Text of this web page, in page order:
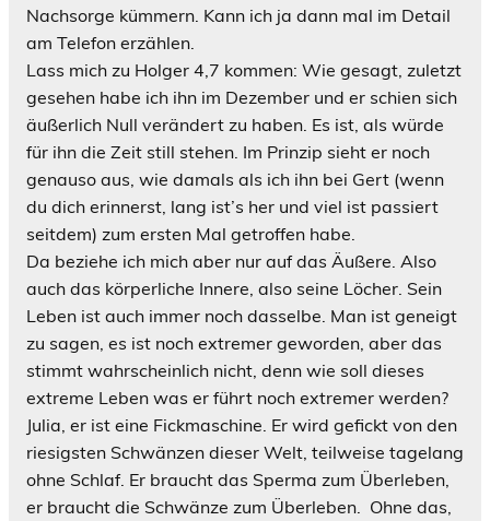
Nachsorge kümmern. Kann ich ja dann mal im Detail
am Telefon erzählen.
Lass mich zu Holger 4,7 kommen: Wie gesagt, zuletzt
gesehen habe ich ihn im Dezember und er schien sich
äußerlich Null verändert zu haben. Es ist, als würde
für ihn die Zeit still stehen. Im Prinzip sieht er noch
genauso aus, wie damals als ich ihn bei Gert (wenn
du dich erinnerst, lang ist’s her und viel ist passiert
seitdem) zum ersten Mal getroffen habe.
Da beziehe ich mich aber nur auf das Äußere. Also
auch das körperliche Innere, also seine Löcher. Sein
Leben ist auch immer noch dasselbe. Man ist geneigt
zu sagen, es ist noch extremer geworden, aber das
stimmt wahrscheinlich nicht, denn wie soll dieses
extreme Leben was er führt noch extremer werden?
Julia, er ist eine Fickmaschine. Er wird gefickt von den
riesigsten Schwänzen dieser Welt, teilweise tagelang
ohne Schlaf. Er braucht das Sperma zum Überleben,
er braucht die Schwänze zum Überleben. Ohne das,